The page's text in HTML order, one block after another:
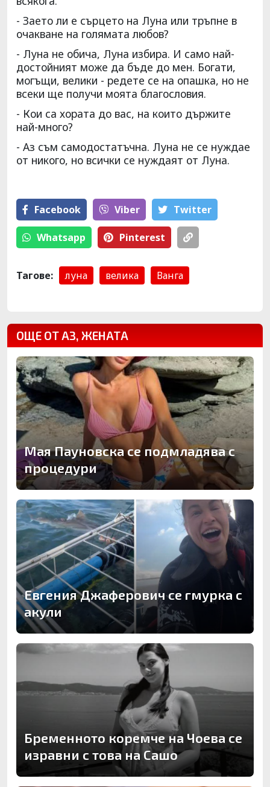
- Заето ли е сърцето на Луна или тръпне в
очакване на голямата любов?
- Луна не обича, Луна избира. И само най-
достойният може да бъде до мен. Богати,
могъщи, велики - редете се на опашка, но не
всеки ще получи моята благословия.
- Кои са хората до вас, на които държите
най-много?
- Аз съм самодостатъчна. Луна не се нуждае
от никого, но всички се нуждаят от Луна.
Facebook Viber Тwitter
Whatsapp Pinterest
Тагове: луна велика Ванга
ОЩЕ ОТ АЗ, ЖЕНАТА
Мая Пауновска се подмладява с
процедури
Евгения Джаферович се гмурка с
акули
Бременното коремче на Чоева се
изравни с това на Сашо